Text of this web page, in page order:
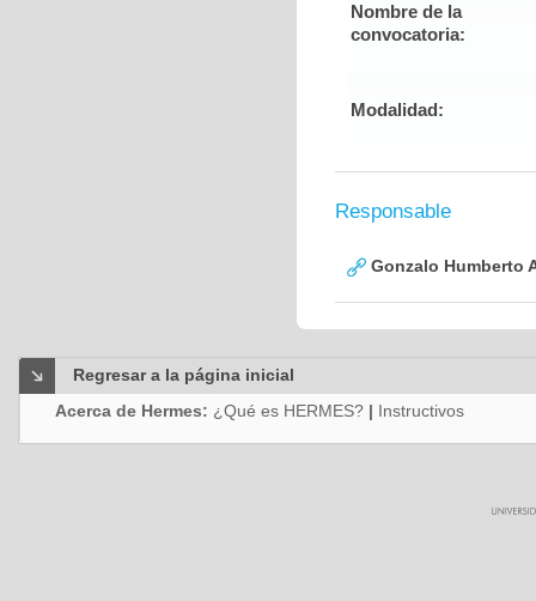
Nombre de la
convocatoria:
Modalidad:
Responsable
Gonzalo Humberto
Regresar a la página inicial
Acerca de Hermes: ¿Qué es HERMES? | Instructivos